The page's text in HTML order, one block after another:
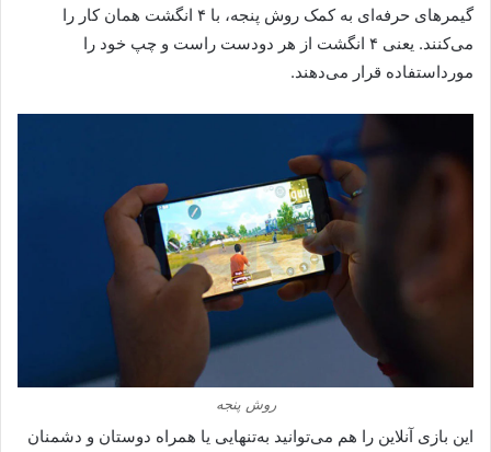
گیمرهای حرفه‌ای به کمک روش پنجه، با ۴ انگشت همان کار را
می‌‌کنند. یعنی ۴ انگشت از هر دودست راست و چپ خود را
مورداستفاده قرار می‌دهند.
روش پنجه
این بازی آنلاین را هم می‌توانید به‌تنهایی یا همراه دوستان و دشمنان